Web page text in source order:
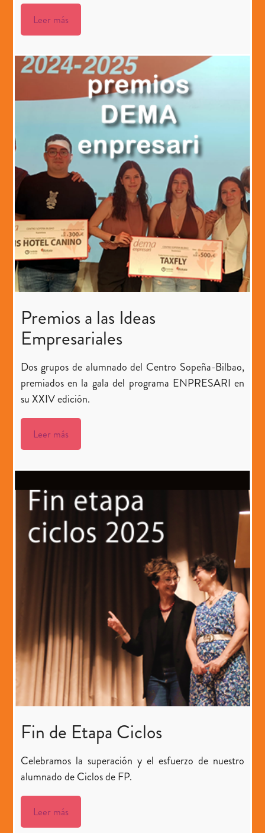
Leer más
Premios a las Ideas
Empresariales
Dos grupos de alumnado del Centro Sopeña-Bilbao,
premiados en la gala del programa ENPRESARI en
su XXIV edición.
Leer más
Fin de Etapa Ciclos
Celebramos la superación y el esfuerzo de nuestro
alumnado de Ciclos de FP.
Leer más